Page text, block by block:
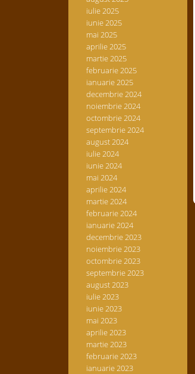
iulie 2025
iunie 2025
mai 2025
aprilie 2025
martie 2025
februarie 2025
ianuarie 2025
decembrie 2024
noiembrie 2024
octombrie 2024
septembrie 2024
august 2024
iulie 2024
iunie 2024
mai 2024
aprilie 2024
martie 2024
februarie 2024
ianuarie 2024
decembrie 2023
noiembrie 2023
octombrie 2023
septembrie 2023
august 2023
iulie 2023
iunie 2023
mai 2023
aprilie 2023
martie 2023
februarie 2023
ianuarie 2023